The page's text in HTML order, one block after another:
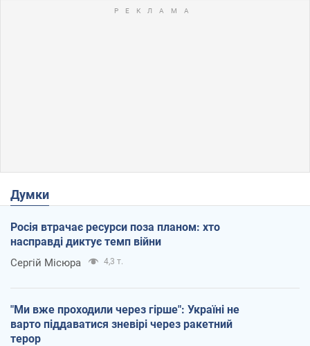
Думки
Росія втрачає ресурси поза планом: хто
насправді диктує темп війни
Сергій Місюра 4,3 т.
"Ми вже проходили через гірше": Україні не
варто піддаватися зневірі через ракетний
терор